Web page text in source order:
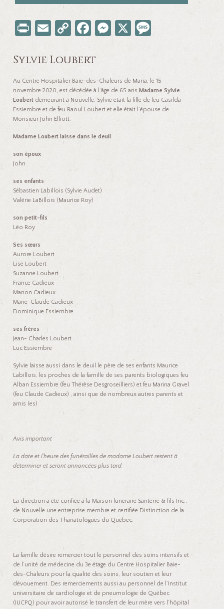
Pr
t
E
ail
C
p
y
Li
nk
Fa
b
o
o
k
M
n
ge
r
X
ge
Sylvie Loubert
Au Centre Hospitalier Baie-des-Chaleurs de Maria, le 15
novembre 2020, est décédée à l’âge de 65 ansMadame Sylvie
Loubert demeurant à Nouvelle. Sylvie était la fille de feu Casilda
Essiembre et de feu Raoul Loubert et elle était l’épouse de
Monsieur John Elliott.
Madame Loubert laisse dans le deuil
son époux
John
ses enfants
Sébastien Labillois (Sylvie Audet)
Valérie LaBillois (Maurice Roy)
son petit-fils
Léo Roy
Ses sœurs
Aurore Loubert
Lise Loubert
Suzanne Loubert
France Cadieux
Manon Cadieux
Marie-Claude Cadieux
Dominique Essiembre
ses frères
Jean- Charles Loubert
Luc Essiembre
Sylvie laisse aussi dans le deuil le père de ses enfants Maurice
Labillois, les proches de la famille de ses parents biologiques feu
Alban Essiembre (feu Thérèse Desgroseilliers) et feu Marina Gravel
(feu Claude Cadieux) , ainsi que de nombreux autres parents et
amis (es)
Avis important
La date et l’heure des funérailles de madame Loubert restent à
déterminer et seront annoncées plus tard.
La direction a été confiée à la Maison funéraire Santerre & fils Inc.,
de Nouvelle une entreprise membre et certifiée Distinction de la
Corporation des Thanatologues du Québec.
La famille désire remercier tout le personnel des soins intensifs et
de l’unité de médecine du 3e étage du Centre Hospitalier Baie-
des-Chaleurs pour la qualité des soins, leur soutien et leur
dévouement. Des remerciements aussi au personnel de l’Institut
universitaire de cardiologie et de pneumologie de Québec
(IUCPQ) pour avoir autorisé le transfert de leur mère vers l’hôpital